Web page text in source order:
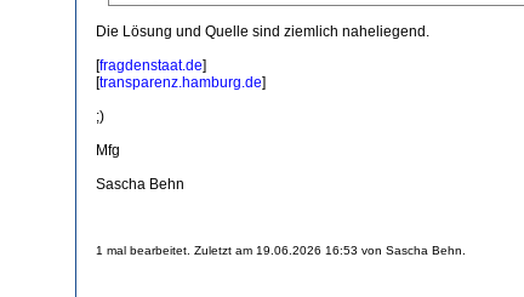
Die Lösung und Quelle sind ziemlich naheliegend.
[fragdenstaat.de]
[transparenz.hamburg.de]
;)
Mfg
Sascha Behn
1 mal bearbeitet. Zuletzt am 19.06.2026 16:53 von Sascha Behn.